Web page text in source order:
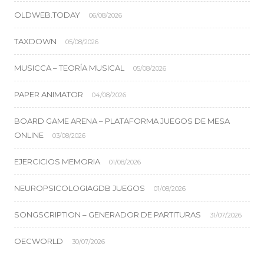
OLDWEB.TODAY 06/08/2026
TAXDOWN 05/08/2026
MUSICCA – TEORÍA MUSICAL 05/08/2026
PAPER ANIMATOR 04/08/2026
BOARD GAME ARENA – PLATAFORMA JUEGOS DE MESA
ONLINE
03/08/2026
EJERCICIOS MEMORIA 01/08/2026
NEUROPSICOLOGIAGDB JUEGOS 01/08/2026
SONGSCRIPTION – GENERADOR DE PARTITURAS 31/07/2026
OECWORLD 30/07/2026